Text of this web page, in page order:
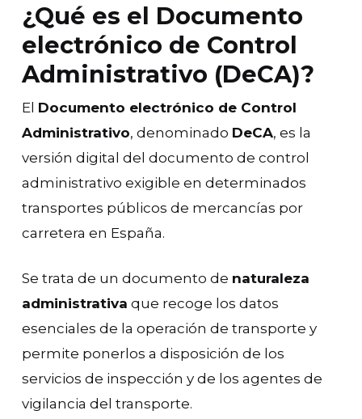
¿Qué es el Documento
electrónico de Control
Administrativo (DeCA)?
El Documento electrónico de Control
Administrativo, denominado DeCA, es la
versión digital del documento de control
administrativo exigible en determinados
transportes públicos de mercancías por
carretera en España.
Se trata de un documento de naturaleza
administrativa que recoge los datos
esenciales de la operación de transporte y
permite ponerlos a disposición de los
servicios de inspección y de los agentes de
vigilancia del transporte.